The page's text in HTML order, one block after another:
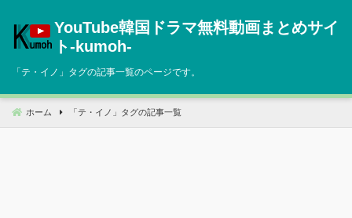
へ
動
YouTube韓国ドラマ無料動画まとめサイ
ト‐kumoh‐
「テ・イノ 」タグの記事一覧のページです。
ホーム 「 テ・イノ 」タグの記事一覧